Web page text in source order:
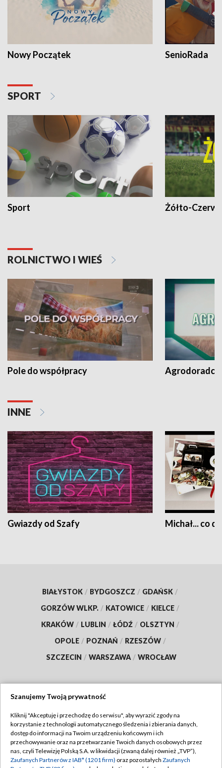
Nowy Początek SenioRada
SPORT
Sport Żółto-
ROLNICTWO I WIEŚ
Pole do współpracy Agrodoradcy
INNE
Gwiazdy od Szafy Michał... co
BIAŁYSTOK / BYDGOSZCZ / GDAŃSK /
GORZÓW WLKP. / KATOWICE / KIELCE /
KRAKÓW / LUBLIN / ŁÓDŹ / OLSZTYN /
OPOLE / POZNAŃ / RZESZÓW /
SZCZECIN / WARSZAWA / WROCŁAW
TVP
Abonament TVP
Emisja w TVP
Regulamin TVP
Polityka prywatności
Szanujemy Twoją prywatność
Kliknij "Akceptuję i przechodzę do serwisu", aby wyrazić zgody na
korzystanie z technologii automatycznego śledzenia i zbierania danych,
dostęp do informacji na Twoim urządzeniu końcowym i ich
przechowywanie oraz na przetwarzanie Twoich danych osobowych przez
nas, czyli Telewizję Polską S.A. w likwidacji (zwaną dalej również „TVP”),
Zaufanych Partnerów z IAB* (1201 firm) oraz pozostałych Zaufanych